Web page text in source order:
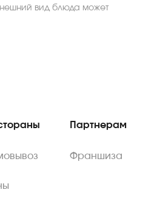
вид блюда может
Партнерам
Франшиза